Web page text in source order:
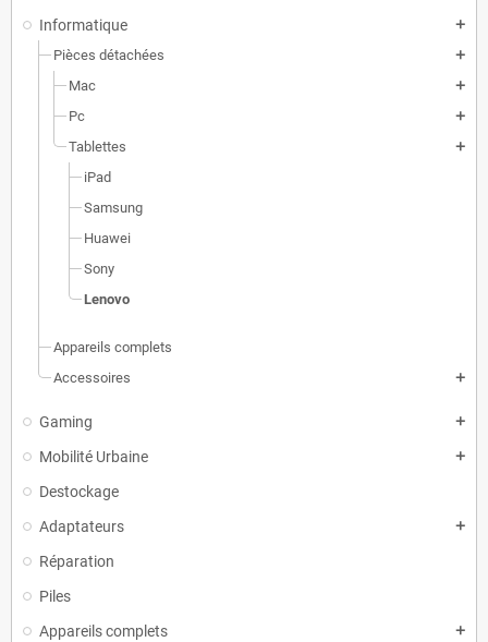
Informatique add
Pièces détachées add
Mac add
Pc add
Tablettes add
iPad
Samsung
Huawei
Sony
Lenovo
Appareils complets
Accessoires
add
Gaming add
Mobilité Urbaine add
Destockage
Adaptateurs
add
Réparation
Piles
Appareils complets
add